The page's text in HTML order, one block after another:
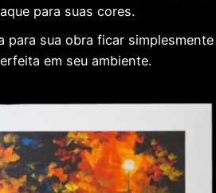
para suas cores.
para sua obra ficar simplesmente
em seu ambiente.